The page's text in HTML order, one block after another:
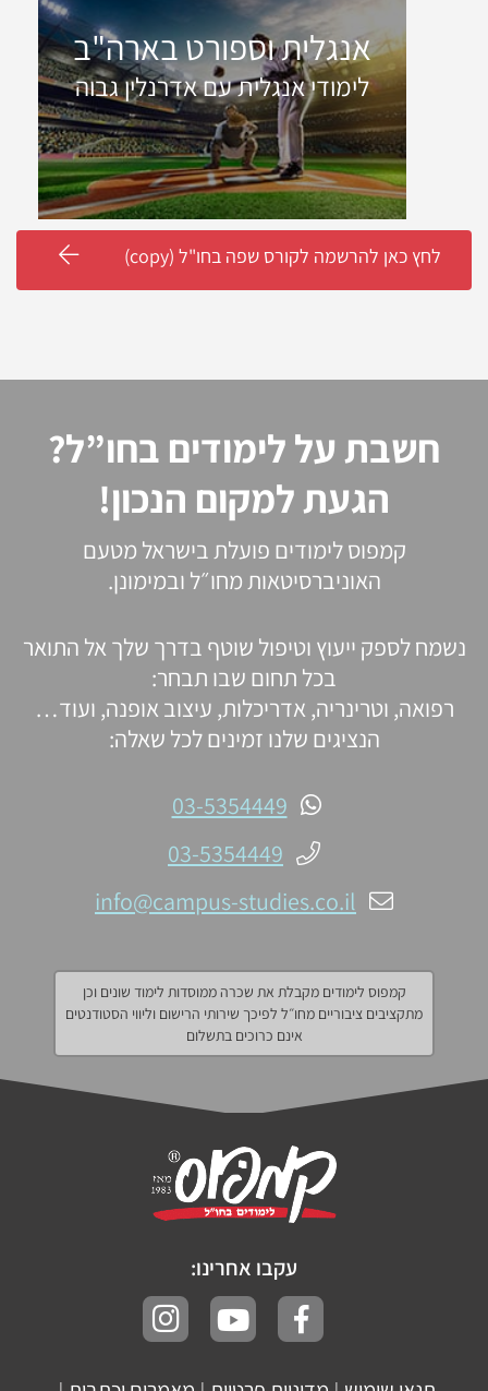
אנגלית וספורט בארה"ב
לימודי אנגלית עם אדרנלין גבוה
לחץ כאן להרשמה לקורס שפה בחו"ל (copy)
חשבת על לימודים בחו”ל?
הגעת למקום הנכון!
קמפוס לימודים פועלת בישראל מטעם
האוניברסיטאות מחו״ל ובמימונן.
נשמח לספק ייעוץ וטיפול שוטף בדרך שלך אל התואר
בכל תחום שבו תבחר:
רפואה, וטרינריה, אדריכלות, עיצוב אופנה, ועוד…
הנציגים שלנו זמינים לכל שאלה:
03-5354449
03-5354449
info@campus-studies.co.il
קמפוס לימודים מקבלת את שכרה ממוסדות לימוד שונים וכן
מתקציבים ציבוריים מחו״ל לפיכך שירותי הרישום וליווי הסטודנטים
אינם כרוכים בתשלום
עקבו אחרינו: